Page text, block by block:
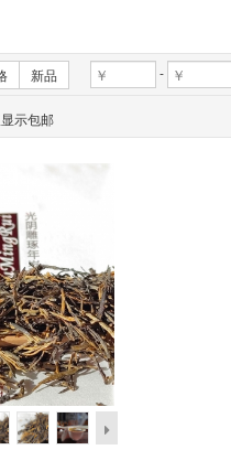
新品 -
示包邮